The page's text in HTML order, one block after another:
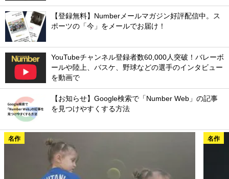
【登録無料】Numberメールマガジン好評配信中。ス
ポーツの「今」をメールでお届け！
YouTubeチャンネル登録者数60,000人突破！バレーボ
ールや陸上、バスケ、野球などの選手のインタビュー
を動画で
【お知らせ】Google検索で「Number Web」の記事
を見つけやすくする方法
名作 名作